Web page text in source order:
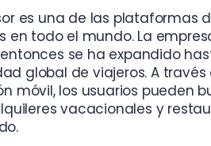
es una de las plataformas
en todo el mundo. La
se ha expandido
global de viajeros. A través
móvil, los usuarios pueden
vacacionales y